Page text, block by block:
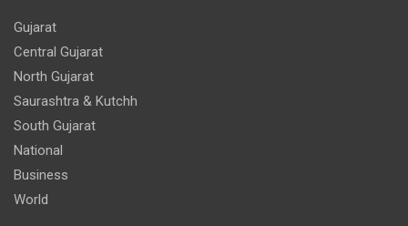
Gujarat
Central Gujarat
North Gujarat
Saurashtra & Kutchh
South Gujarat
National
Business
World